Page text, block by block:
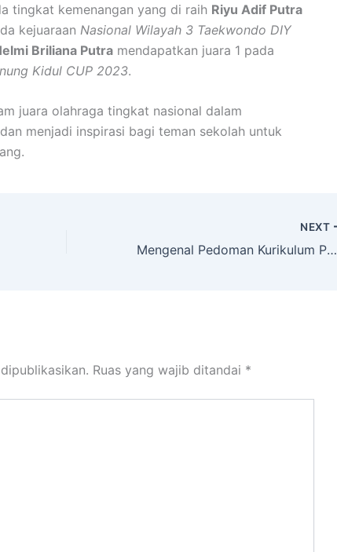
tingkat kemenangan yang di raih Riyu Adif Putra
kejuaraan Nasional Wilayah 3 Taekwondo DIY
Briliana Putra mendapatkan juara 1 pada
Kidul CUP 2023.
juara olahraga tingkat nasional dalam
menjadi inspirasi bagi teman sekolah untuk
NEXT
Mengenal Pedoman Kurikulum P5 dalam Dunia Pendidikan
Ruas yang wajib ditandai *